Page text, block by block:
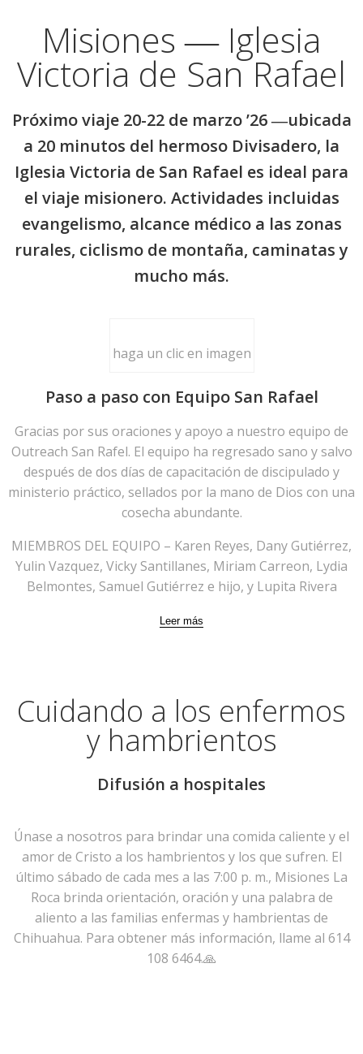
Misiones ― Iglesia
Victoria de San Rafael
Próximo viaje 20-22 de marzo ’26 ―ubicada
a 20 minutos del hermoso Divisadero, la
Iglesia Victoria de San Rafael es ideal para
el viaje misionero. Actividades incluidas
evangelismo, alcance médico a las zonas
rurales, ciclismo de montaña, caminatas y
mucho más.
haga un clic en imagen
Paso a paso con Equipo San Rafael
Gracias por sus oraciones y apoyo a nuestro equipo de
Outreach San Rafel. El equipo ha regresado sano y salvo
después de dos días de capacitación de discipulado y
ministerio práctico, sellados por la mano de Dios con una
cosecha abundante.
MIEMBROS DEL EQUIPO – Karen Reyes, Dany Gutiérrez,
Yulin Vazquez, Vicky Santillanes, Miriam Carreon, Lydia
Belmontes, Samuel Gutiérrez e hijo, y Lupita Rivera
Leer más
Cuidando a los enfermos
y hambrientos
Difusión a hospitales
Únase a nosotros para brindar una comida caliente y el
amor de Cristo a los hambrientos y los que sufren. El
último sábado de cada mes a las 7:00 p. m., Misiones La
Roca brinda orientación, oración y una palabra de
aliento a las familias enfermas y hambrientas de
Chihuahua. Para obtener más información, llame al 614
108 6464.🙏